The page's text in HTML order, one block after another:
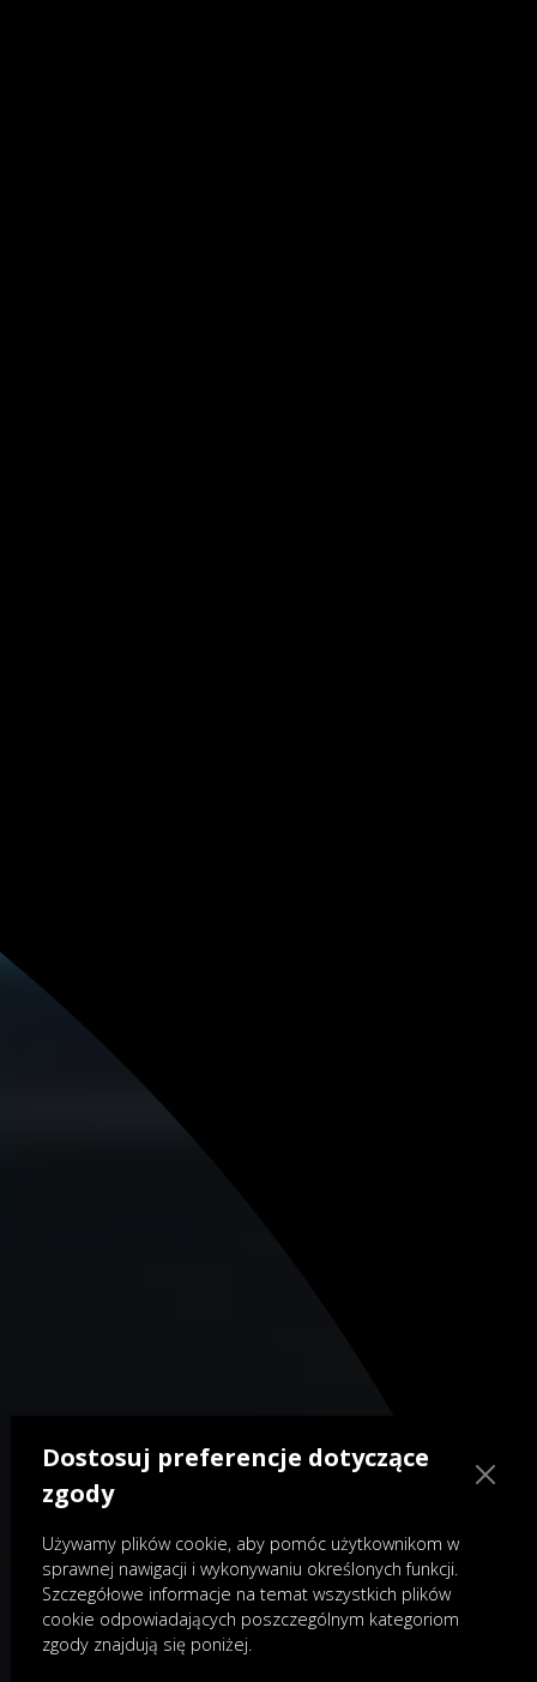
Dostosuj preferencje dotyczące
zgody
Używamy plików cookie, aby pomóc użytkownikom w
sprawnej nawigacji i wykonywaniu określonych funkcji.
Szczegółowe informacje na temat wszystkich plików
cookie odpowiadających poszczególnym kategoriom
zgody znajdują się poniżej.